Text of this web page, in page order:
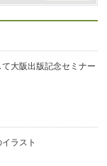
て大阪出版記念セミナー
ラスト